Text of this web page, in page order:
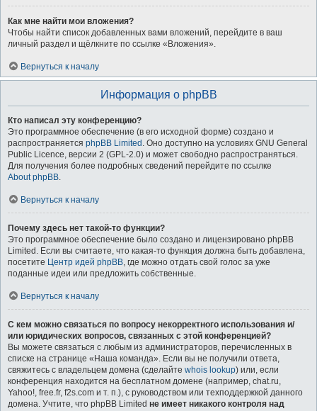
Как мне найти мои вложения?
Чтобы найти список добавленных вами вложений, перейдите в ваш
личный раздел и щёлкните по ссылке «Вложения».
Вернуться к началу
Информация о phpBB
Кто написал эту конференцию?
Это программное обеспечение (в его исходной форме) создано и
распространяется phpBB Limited . Оно доступно на условиях GNU General
Public Licence, версии 2 (GPL-2.0) и может свободно распространяться.
Для получения более подробных сведений перейдите по ссылке
About phpBB.
Вернуться к началу
Почему здесь нет такой-то функции?
Это программное обеспечение было создано и лицензировано phpBB
Limited. Если вы считаете, что какая-то функция должна быть добавлена,
посетите Центр идей phpBB, где можно отдать свой голос за уже
поданные идеи или предложить собственные.
Вернуться к началу
С кем можно связаться по вопросу некорректного использования и/
или юридических вопросов, связанных с этой конференцией?
Вы можете связаться с любым из администраторов, перечисленных в
списке на странице «Наша команда». Если вы не получили ответа,
свяжитесь с владельцем домена (сделайте whois lookup) или, если
конференция находится на бесплатном домене (например, chat.ru,
Yahoo!, free.fr, f2s.com и т. п.), с руководством или техподдержкой данного
домена. Учтите, что phpBB Limited не имеет никакого контроля над